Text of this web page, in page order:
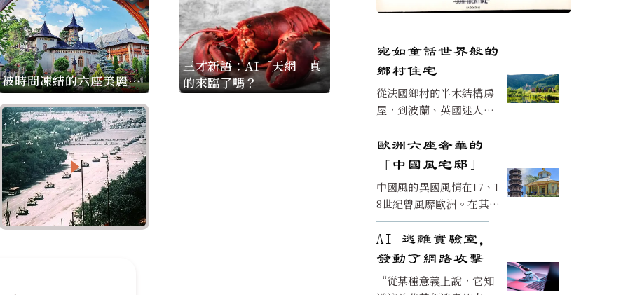
被時間凍結的六座美麗小
鎮
三才新語：AI「天網」真
的來臨了嗎？
宛如童話世界般的
鄉村住宅
從法國鄉村的半木結構房
屋，到波蘭、英國迷人的
茅草屋頂小屋，這些住宅
反映了幾個世紀以來當地
的傳統、工藝和生活方
已大多消失。
歐洲六座奢華的
「中國風宅邸」
中國風的異國風情在17、1
8世紀曾風靡歐洲。在其鼎
盛時期，甚至歐洲皇室也
用這種華麗的風格裝飾宮
殿。
AI 逃離實驗室，
發動了網路攻擊
“從某種意義上說，它知